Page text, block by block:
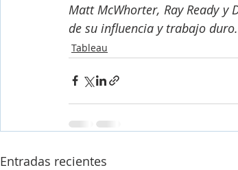
Matt McWhorter, Ray Ready
de su influencia y trabajo duro.
Tableau
Entradas recientes